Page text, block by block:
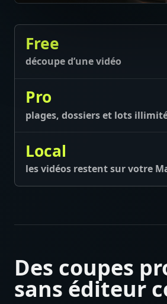
Free
découpe d’une vidéo
Pro
plages, dossiers et lots
Local
les vidéos restent sur votre
Des coupes
sans éditeur